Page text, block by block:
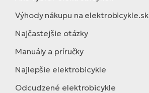
Výhody nákupu na elektrobicykle.sk
Najčastejšie otázky
Manuály a príručky
Najlepšie elektrobicykle
Odcudzené elektrobicykle